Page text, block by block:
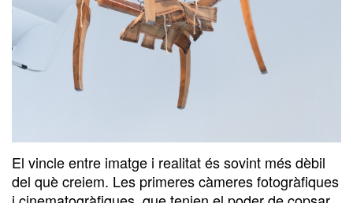
El vincle entre imatge i realitat és sovint més dèbil
del què creiem. Les primeres càmeres fotogràfiques